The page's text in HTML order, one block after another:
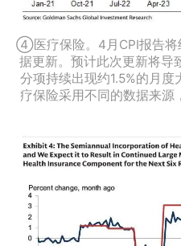
④医疗保险。4月CPI报告将
据更新。预计此次更新将导
分项持续出现约1.5%的月
疗保险采用不同的数据来源